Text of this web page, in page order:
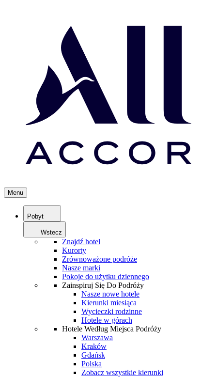
Menu
Pobyt
Wstecz
Znajdź hotel
Kurorty
Zrównoważone podróże
Nasze marki
Pokoje do użytku dziennego
Zainspiruj Się Do Podróży
Nasze nowe hotele
Kierunki miesiąca
Wycieczki rodzinne
Hotele w górach
Hotele Według Miejsca Podróży
Warszawa
Kraków
Gdańsk
Polska
Zobacz wszystkie kierunki